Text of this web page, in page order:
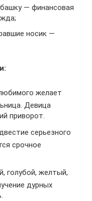
— финансовая
носик —
желает
Девица
приворот.
серьезного
срочное
голубой, желтый,
дурных